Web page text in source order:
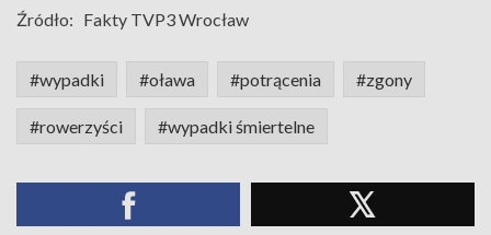
Źródło: Fakty TVP3 Wrocław
#wypadki #oława #potrącenia #zgony
#rowerzyści #wypadki śmiertelne